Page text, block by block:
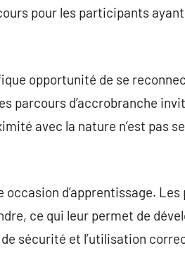
pour les participants
opportunité de se
parcours d’accrobranche
avec la nature n’est pas
occasion d’apprentissage.
ce qui leur permet de
sécurité et l’utilisation